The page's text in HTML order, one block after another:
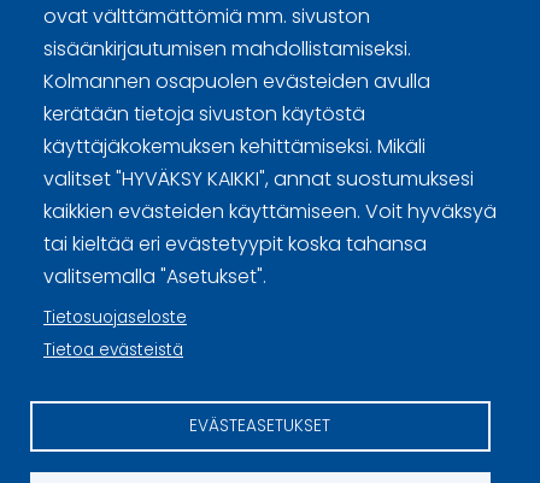
ovat välttämättömiä mm. sivuston
sisäänkirjautumisen mahdollistamiseksi.
Kolmannen osapuolen evästeiden avulla
kerätään tietoja sivuston käytöstä
käyttäjäkokemuksen kehittämiseksi. Mikäli
valitset "HYVÄKSY KAIKKI", annat suostumuksesi
kaikkien evästeiden käyttämiseen. Voit hyväksyä
tai kieltää eri evästetyypit koska tahansa
valitsemalla "Asetukset".
Tietosuojaseloste
Tietoa evästeistä
EVÄSTEASETUKSET
Curling Finland
Curling.fi
Curling Finland
Sivuston käyttöehdot ja sisällön käyttöoikeudet